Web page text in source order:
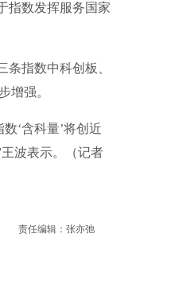
指数发挥服务国家
指数中科创板、
增强。
‘含科量’将创近
波表示。（记者
责任编辑：张亦弛